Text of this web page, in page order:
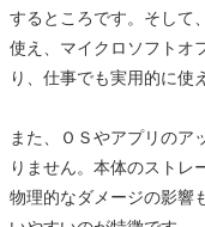
するところです。そして
使え、マイクロソフトオ
り、仕事でも実用的に使
また、ＯＳやアプリのア
りません。本体のストレ
物理的なダメージの影響